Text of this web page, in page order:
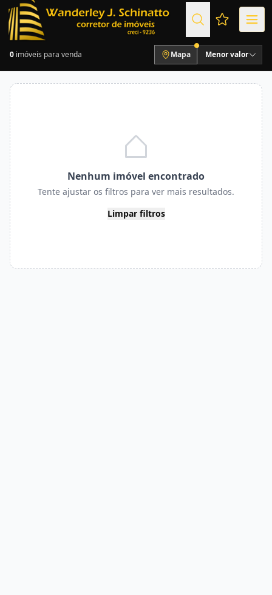
Favoritos
0 imóveis para venda Mapa Menor valor
Nenhum imóvel encontrado
Tente ajustar os filtros para ver mais resultados.
Limpar filtros